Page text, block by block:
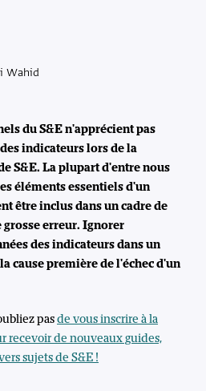
du S&E n'apprécient pas
indicateurs lors de la
S&E. La plupart d'entre nous
éléments essentiels d'un
être inclus dans un cadre de
grosse erreur. Ignorer
des indicateurs dans un
cause première de l'échec d'un
pasde vous inscrire à la
de nouveaux guides,
sujets de S&E !
Wahid